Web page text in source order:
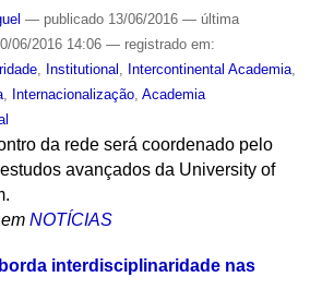
— publicado13/06/2016 — última
06/2016 14:06 — registrado em:
, Institutional Intercontinental Academia,
, Internacionalização, Academia
da rede será coordenado pelo
avançados da University of
NOTÍCIAS
interdisciplinaridade nas